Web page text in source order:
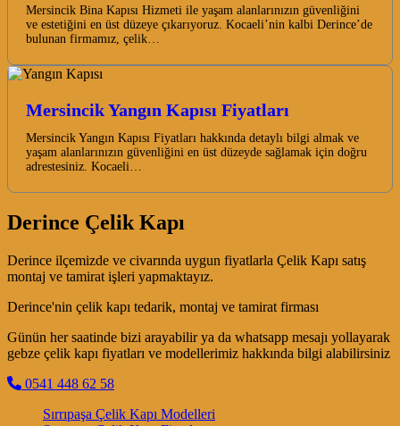
Mersincik Bina Kapısı Hizmeti ile yaşam alanlarınızın güvenliğini
ve estetiğini en üst düzeye çıkarıyoruz. Kocaeli’nin kalbi Derince’de
bulunan firmamız, çelik…
Mersincik Yangın Kapısı Fiyatları
Mersincik Yangın Kapısı Fiyatları hakkında detaylı bilgi almak ve
yaşam alanlarınızın güvenliğini en üst düzeyde sağlamak için doğru
adrestesiniz. Kocaeli…
Derince Çelik Kapı
Derince ilçemizde ve civarında uygun fiyatlarla Çelik Kapı satış
montaj ve tamirat işleri yapmaktayız.
Derince'nin çelik kapı tedarik, montaj ve tamirat firması
Günün her saatinde bizi arayabilir ya da whatsapp mesajı yollayarak
gebze çelik kapı fiyatları ve modellerimiz hakkında bilgi alabilirsiniz
0541 448 62 58
Sırrıpaşa Çelik Kapı Modelleri